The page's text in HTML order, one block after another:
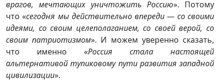
врагов, мечтающих уничтожить Россию». Потому
что «сегодня мы действительно впереди — со своими
идеями, со своим целеполаганием, со своей верой, со
своим патриотизмом». И можем уверенно сказать,
что именно «Россия стала настоящей
альтернативой тупиковому пути развития западной
цивилизации».